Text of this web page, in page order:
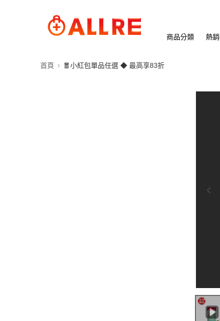
商品分類 熱
首頁 🧧小紅包單品任選 ◆ 最高享83折